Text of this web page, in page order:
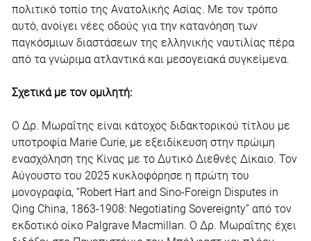
πολιτικό τοπίο της Ανατολικής Ασίας. Με τον τρόπο
αυτό, ανοίγει νέες οδούς για την κατανόηση των
παγκόσμιων διαστάσεων της ελληνικής ναυτιλίας πέρα
από τα γνώριμα ατλαντικά και μεσογειακά συγκείμενα.
Σχετικά με τον ομιλητή:
Ο Δρ. Μωραΐτης είναι κάτοχος διδακτορικού τίτλου με
υποτροφία Marie Curie, με εξειδίκευση στην πρώιμη
ενασχόληση της Κίνας με το Δυτικό Διεθνές Δίκαιο. Τον
Αύγουστο του 2025 κυκλοφόρησε η πρώτη του
μονογραφία, “Robert Hart and Sino-Foreign Disputes in
Qing China, 1863-1908: Negotiating Sovereignty” από τον
εκδοτικό οίκο Palgrave Macmillan. Ο Δρ. Μωραΐτης έχει